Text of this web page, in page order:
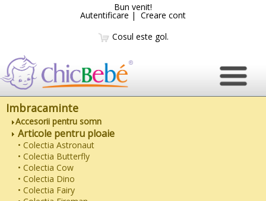
Bun venit!
Autentificare | Creare cont
Cosul este gol.
Imbracaminte
Accesorii pentru somn
Articole pentru ploaie
• Colectia Astronaut
• Colectia Butterfly
• Colectia Cow
• Colectia Dino
• Colectia Fairy